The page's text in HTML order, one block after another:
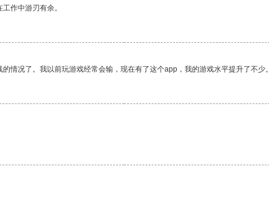
作中游刃有余。
情况了。我以前玩游戏经常会输，现在有了这个app，我的游戏水平提升了不少。